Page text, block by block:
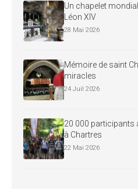
Un chapelet
Léon XIV
28 Mai 2026
Mémoire de saint
miracles
24 Juil 2026
20 000 participants
à Chartres
22 Mai 2026